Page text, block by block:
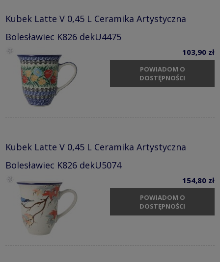
Kubek Latte V 0,45 L Ceramika Artystyczna
Bolesławiec K826 dekU4475
103,90 zł
POWIADOM O
DOSTĘPNOŚCI
Kubek Latte V 0,45 L Ceramika Artystyczna
Bolesławiec K826 dekU5074
154,80 zł
POWIADOM O
DOSTĘPNOŚCI